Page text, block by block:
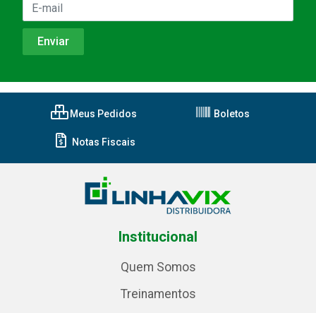
Meus Pedidos Boletos
Notas Fiscais
Institucional
Quem Somos
Treinamentos